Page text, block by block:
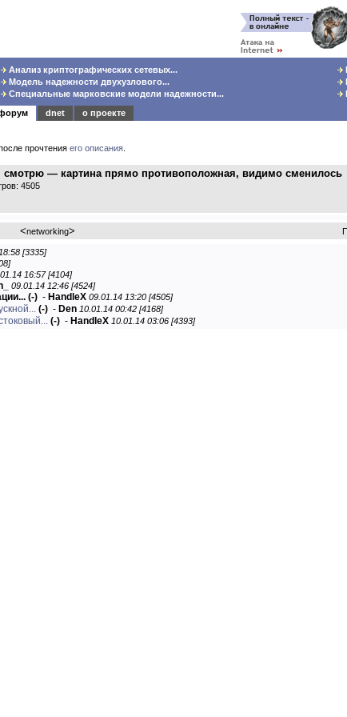
Анализ криптографических сетевых...
Модель надежности двухузлового...
Специальные марковские модели надежности...
dnet
о проекте
прочтения его описания
смотрю — картина прямо противоположная, видимо сменилось
4505
<networking>
[3335]
16:57 [4104]
09.01.14 12:46 [4524]
(-) - HandleX 09.01.14 13:20 [4505]
(-) - Den 10.01.14 00:42 [4168]
(-) - HandleX 10.01.14 03:06 [4393]